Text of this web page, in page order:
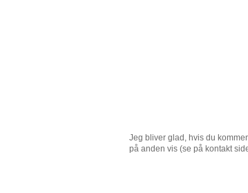
Jeg bliver glad, hvis du
på anden vis (se på kontakt